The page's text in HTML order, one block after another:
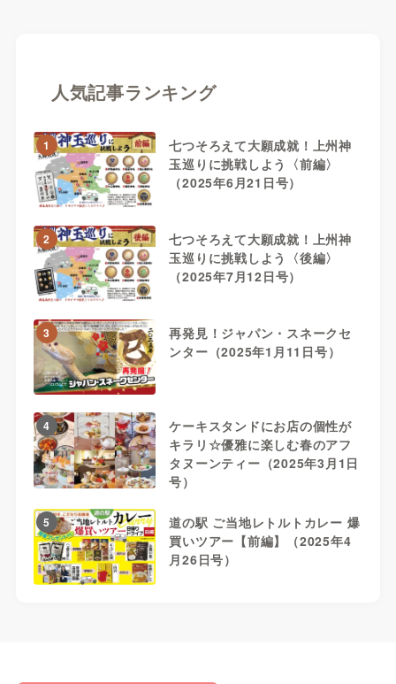
人気記事ランキング
1
七つそろえて大願成就！上州神
玉巡りに挑戦しよう〈前編〉
（2025年6月21日号）
2
七つそろえて大願成就！上州神
玉巡りに挑戦しよう〈後編〉
（2025年7月12日号）
3
再発見！ジャパン・スネークセ
ンター（2025年1月11日号）
4
ケーキスタンドにお店の個性が
キラリ☆優雅に楽しむ春のアフ
タヌーンティー（2025年3月1日
号）
5
道の駅 ご当地レトルトカレー 爆
買いツアー【前編】（2025年4
月26日号）